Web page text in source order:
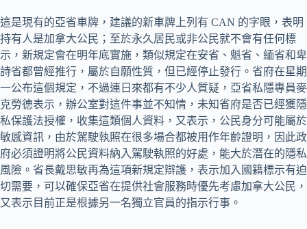
這是現有的亞省車牌，建議的新車牌上列有 CAN 的字眼，表明
持有人是加拿大公民；至於永久居民或非公民就不會有任何標
示，新規定會在明年底實施，類似規定在安省、魁省、緬省和卑
詩省都曾經推行，屬於自願性質，但已經停止發行。省府在星期
一公布這個規定，不過連日來都有不少人質疑，亞省私隱專員麥
克勞德表示，辦公室對這件事並不知情，未知省府是否已經獲隱
私保護法授權，收集這類個人資料，又表示，公民身分可能屬於
敏感資訊，由於駕駛執照在很多場合都被用作年齡證明，因此政
府必須證明將公民資料納入駕駛執照的好處，能大於潛在的隱私
風險。省長戴思敏再為這項新規定辯護，表示加入國籍標示有迫
切需要，可以確保亞省在提供社會服務時優先考慮加拿大公民，
又表示目前正是根據另一名獨立官員的指示行事。